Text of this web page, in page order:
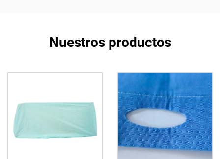
Nuestros productos